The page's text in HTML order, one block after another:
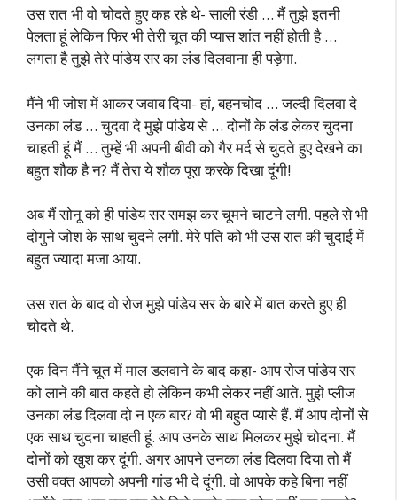
उस रात भी वो चोदते हुए कह रहे थे- साली रंडी … मैं तुझे इतनी
पेलता हूं लेकिन फिर भी तेरी चूत की प्यास शांत नहीं होती है …
लगता है तुझे तेरे पांडेय सर का लंड दिलवाना ही पड़ेगा.
मैंने भी जोश में आकर जवाब दिया- हां, बहनचोद … जल्दी दिलवा दे
उनका लंड … चुदवा दे मुझे पांडेय से … दोनों के लंड लेकर चुदना
चाहती हूं मैं … तुम्हें भी अपनी बीवी को गैर मर्द से चुदते हुए देखने का
बहुत शौक है न? मैं तेरा ये शौक पूरा करके दिखा दूंगी!
अब मैं सोनू को ही पांडेय सर समझ कर चूमने चाटने लगी. पहले से भी
दोगुने जोश के साथ चुदने लगी. मेरे पति को भी उस रात की चुदाई में
बहुत ज्यादा मजा आया.
उस रात के बाद वो रोज मुझे पांडेय सर के बारे में बात करते हुए ही
चोदते थे.
एक दिन मैंने चूत में माल डलवाने के बाद कहा- आप रोज पांडेय सर
को लाने की बात कहते हो लेकिन कभी लेकर नहीं आते. मुझे प्लीज
उनका लंड दिलवा दो न एक बार? वो भी बहुत प्यासे हैं. मैं आप दोनों से
एक साथ चुदना चाहती हूं. आप उनके साथ मिलकर मुझे चोदना. मैं
दोनों को खुश कर दूंगी. अगर आपने उनका लंड दिलवा दिया तो मैं
उसी वक्त आपको अपनी गांड भी दे दूंगी. वो आपके कहे बिना नहीं